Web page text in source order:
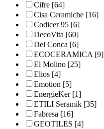
Cifre [64]
Cisa Ceramiche [16]
Codicer 95 [6]
DecoVita [60]
Del Conca [6]
ECOCERAMICA[9]
El Molino [25]
Elios [4]
Emotion [5]
EnergieKer[1]
ETILI Seramik [35]
Fabresa [16]
GEOTILES [4]